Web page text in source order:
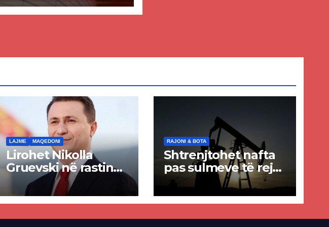
LAJME MAQEDONI
Lirohet Nikolla
Gruevski në rastin
“Talir 2”, gjykata
rrëzon akuzat për
ndërtimin e
paligjshëm të selisë
RAJONI & BOTA
Shtrenjtohet nafta
pas sulmeve të reja
SHBA–Iran